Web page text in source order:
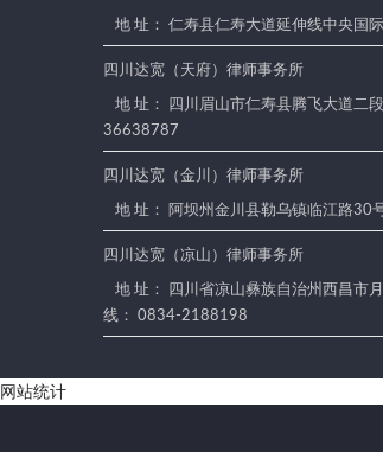
地 址： 仁寿县仁寿大道延伸线中央国
四川达宽（天府）律师事务所
地 址： 四川眉山市仁寿县腾飞大道二
36638787
四川达宽（金川）律师事务所
地 址： 阿坝州金川县勒乌镇临江路30
四川达宽（凉山）律师事务所
地 址： 四川省凉山彝族自治州西昌市
线： 0834-2188198
网站统计